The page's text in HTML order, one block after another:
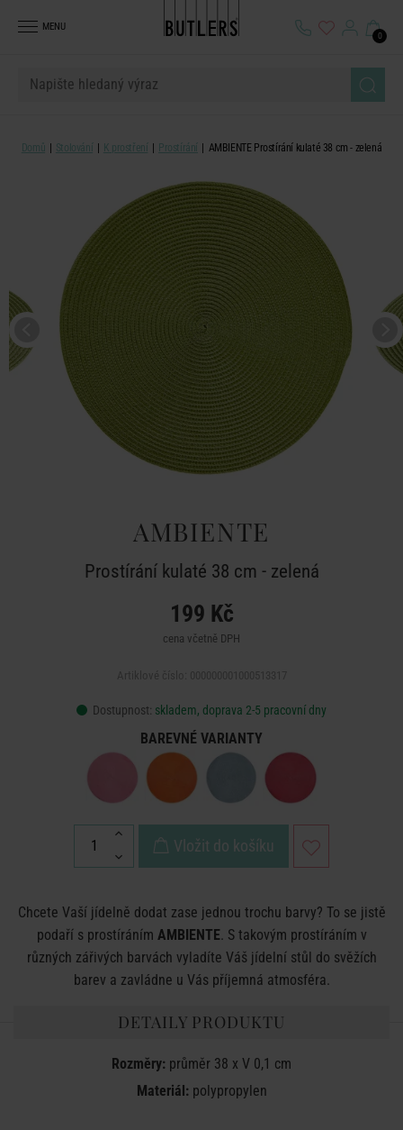
MENU
0
Domů Stolování K prostření Prostírání AMBIENTE Prostírání kulaté 38 cm - zelená
AMBIENTE
Prostírání kulaté 38 cm - zelená
199 Kč
cena včetně DPH
Dostupnost: skladem, doprava 2-5 pracovní dny
BAREVNÉ VARIANTY
Vložit do košíku
Chcete Vaší jídelně dodat zase jednou trochu barvy? To se jistě
podaří s prostíráním AMBIENTE. S takovým prostíráním v
různých zářivých barvách vyladíte Váš jídelní stůl do svěžích
barev a zavládne u Vás příjemná atmosféra.
DETAILY PRODUKTU
Rozměry: průměr 38 x V 0,1 cm
Materiál:polypropylen